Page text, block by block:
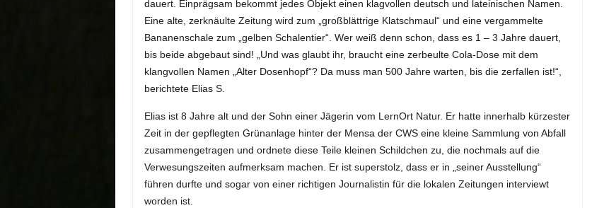
dauert. Einprägsam bekommt jedes Objekt einen klagvollen deutsch und lateinischen Namen.
Eine alte, zerknäulte Zeitung wird zum „großblättrige Klatschmaul“ und eine vergammelte
Bananenschale zum „gelben Schalentier“. Wer weiß denn schon, dass es 1 – 3 Jahre dauert,
bis beide abgebaut sind! „Und was glaubt ihr, braucht eine zerbeulte Cola-Dose mit dem
klangvollen Namen „Alter Dosenhopf“? Da muss man 500 Jahre warten, bis die zerfallen ist!“,
berichtete Elias S.
Elias ist 8 Jahre alt und der Sohn einer Jägerin vom LernOrt Natur. Er hatte innerhalb kürzester
Zeit in der gepflegten Grünanlage hinter der Mensa der CWS eine kleine Sammlung von Abfall
zusammengetragen und ordnete diese Teile kleinen Schildchen zu, die nochmals auf die
Verwesungszeiten aufmerksam machen. Er ist superstolz, dass er in „seiner Ausstellung“
führen durfte und sogar von einer richtigen Journalistin für die lokalen Zeitungen interviewt
worden ist.